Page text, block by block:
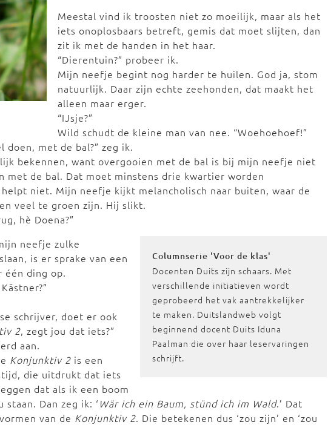
Meestal vind ik troosten niet zo moeilijk, maar als het
iets onoplosbaars betreft, gemis dat moet slijten, dan
zit ik met de handen in het haar.
“Dierentuin?” probeer ik.
Mijn neefje begint nog harder te huilen. God ja, stom
natuurlijk. Daar zijn echte zeehonden, dat maakt het
alleen maar erger.
“IJsje?”
Wild schudt de kleine man van nee. “Woehoehoef!”
doen, met de bal?” zeg ik.
bekennen, want overgooien met de bal is bij mijn neefje niet
met de bal. Dat moet minstens drie kwartier worden
niet. Mijn neefje kijkt melancholisch naar buiten, waar de
veel te groen zijn. Hij slikt.
hè Doena?”
Columnserie 'Voor de klas'
Docenten Duits zijn schaars. Met
verschillende initiatieven wordt
geprobeerd het vak aantrekkelijker
te maken. Duitslandweb volgt
beginnend docent Duits Iduna
Paalman die over haar leservaringen
schrijft.
neefje zulke
is er sprake van een
één ding op.
schrijver, doet er ook
2, zegt jou dat iets?”
aan.
Konjunktiv 2 is een
die uitdrukt dat iets
dat als ik een boom
Dan zeg ik: ‘ Wär ich ein Baum, stünd ich im Wald.’ Dat
van de Konjunktiv 2. Die betekenen dus ‘zou zijn’ en ‘zou